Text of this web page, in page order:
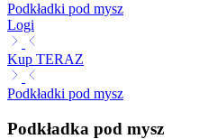
Podkładki pod mysz
Logi
Kup TERAZ
Podkładki pod mysz
Podkładka pod mysz